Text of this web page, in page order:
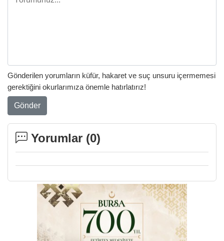
Gönderilen yorumların küfür, hakaret ve suç unsuru içermemesi
gerektiğini okurlarımıza önemle hatırlatırız!
Gönder
Yorumlar (0)